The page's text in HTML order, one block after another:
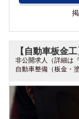
【自動車板金
非公開求人（詳細は
自動車整備（板金・